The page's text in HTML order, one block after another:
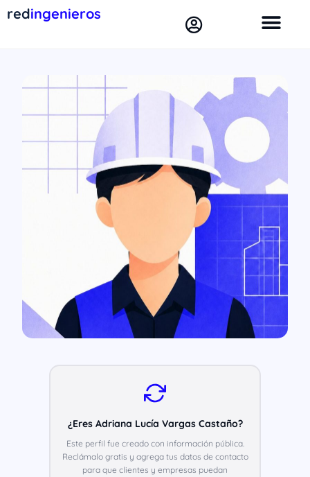
redingenieros
¿Eres Adriana Lucía Vargas Castaño?
Este perfil fue creado con información pública.
Reclámalo gratis y agrega tus datos de contacto
para que clientes y empresas puedan